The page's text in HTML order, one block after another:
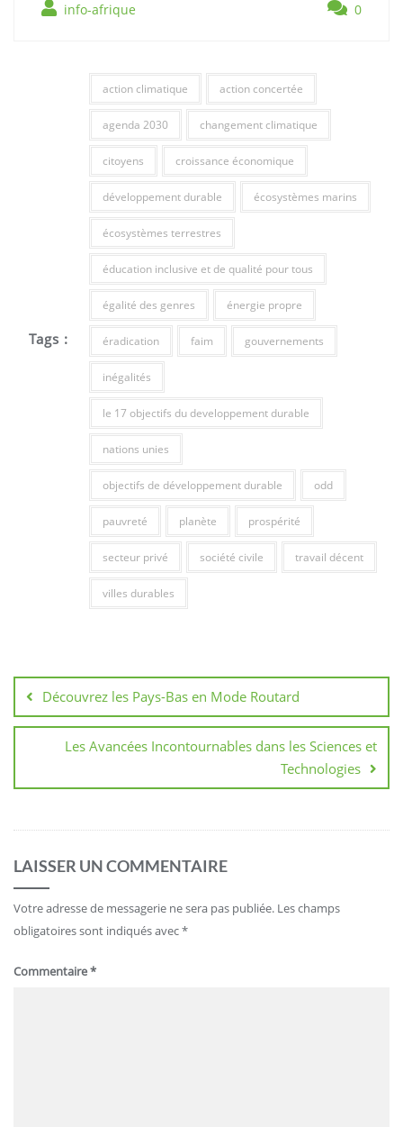
info-afrique 0
Tags :
action climatique action concertée
agenda 2030 changement climatique
citoyens croissance économique
développement durable écosystèmes marins
écosystèmes terrestres
éducation inclusive et de qualité pour tous
égalité des genres énergie propre
éradication faim gouvernements
inégalités
le 17 objectifs du developpement durable
nations unies
objectifs de développement durable odd
pauvreté planète prospérité
secteur privé société civile travail décent
villes durables
de
l’article
Découvrez les Pays-Bas en Mode Routard
Les Avancées Incontournables dans les Sciences et
Technologies
LAISSER UN COMMENTAIRE
Votre adresse de messagerie ne sera pas publiée. Les champs
obligatoires sont indiqués avec*
Commentaire*